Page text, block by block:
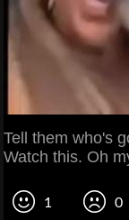
Tell them who's
Watch this. Oh
1 0